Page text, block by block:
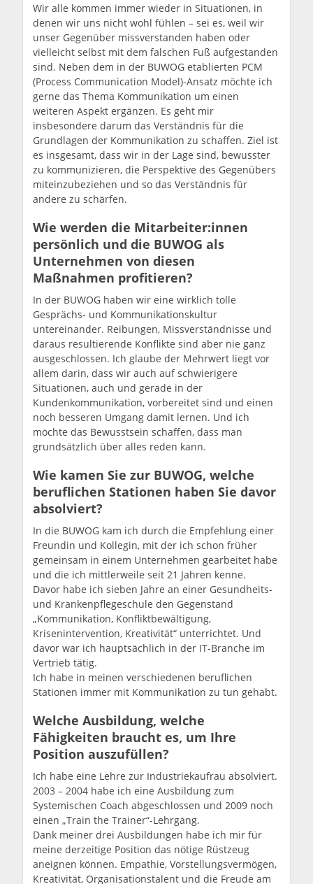
Wir alle kommen immer wieder in Situationen, in
denen wir uns nicht wohl fühlen – sei es, weil wir
unser Gegenüber missverstanden haben oder
vielleicht selbst mit dem falschen Fuß aufgestanden
sind. Neben dem in der BUWOG etablierten PCM
(Process Communication Model)-Ansatz möchte ich
gerne das Thema Kommunikation um einen
weiteren Aspekt ergänzen. Es geht mir
insbesondere darum das Verständnis für die
Grundlagen der Kommunikation zu schaffen. Ziel ist
es insgesamt, dass wir in der Lage sind, bewusster
zu kommunizieren, die Perspektive des Gegenübers
miteinzubeziehen und so das Verständnis für
andere zu schärfen.
Wie werden die Mitarbeiter:innen
persönlich und die BUWOG als
Unternehmen von diesen
Maßnahmen profitieren?
In der BUWOG haben wir eine wirklich tolle
Gesprächs- und Kommunikationskultur
untereinander. Reibungen, Missverständnisse und
daraus resultierende Konflikte sind aber nie ganz
ausgeschlossen. Ich glaube der Mehrwert liegt vor
allem darin, dass wir auch auf schwierigere
Situationen, auch und gerade in der
Kundenkommunikation, vorbereitet sind und einen
noch besseren Umgang damit lernen. Und ich
möchte das Bewusstsein schaffen, dass man
grundsätzlich über alles reden kann.
Wie kamen Sie zur BUWOG, welche
beruflichen Stationen haben Sie davor
absolviert?
In die BUWOG kam ich durch die Empfehlung einer
Freundin und Kollegin, mit der ich schon früher
gemeinsam in einem Unternehmen gearbeitet habe
und die ich mittlerweile seit 21 Jahren kenne.
Davor habe ich sieben Jahre an einer Gesundheits-
und Krankenpflegeschule den Gegenstand
„Kommunikation, Konfliktbewältigung,
Krisenintervention, Kreativität“ unterrichtet. Und
davor war ich hauptsächlich in der IT-Branche im
Vertrieb tätig.
Ich habe in meinen verschiedenen beruflichen
Stationen immer mit Kommunikation zu tun gehabt.
Welche Ausbildung, welche
Fähigkeiten braucht es, um Ihre
Position auszufüllen?
Ich habe eine Lehre zur Industriekaufrau absolviert.
2003 – 2004 habe ich eine Ausbildung zum
Systemischen Coach abgeschlossen und 2009 noch
einen „Train the Trainer“-Lehrgang.
Dank meiner drei Ausbildungen habe ich mir für
meine derzeitige Position das nötige Rüstzeug
aneignen können. Empathie, Vorstellungsvermögen,
Kreativität, Organisationstalent und die Freude am